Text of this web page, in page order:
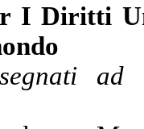
I Diritti